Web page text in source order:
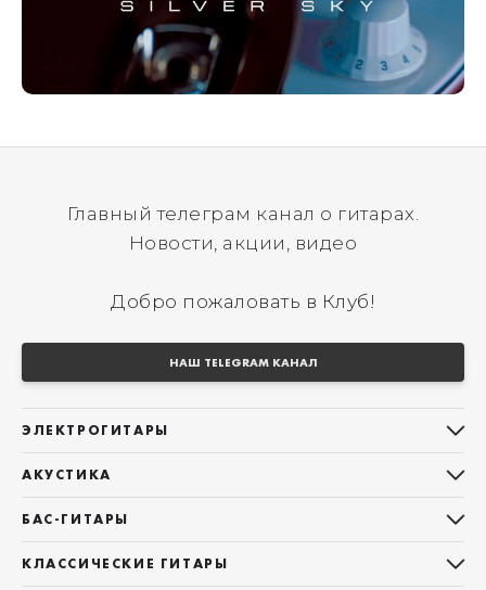
Главный телеграм канал о гитарах.
Новости, акции, видео
Добро пожаловать в Клуб!
НАШ TELEGRAM КАНАЛ
ЭЛЕКТРОГИТАРЫ
Telecaster
Les Paul
АКУСТИКА
Фолки (ОМ, 000, 00)
БАС-ГИТАРЫ
КЛАССИЧЕСКИЕ ГИТАРЫ